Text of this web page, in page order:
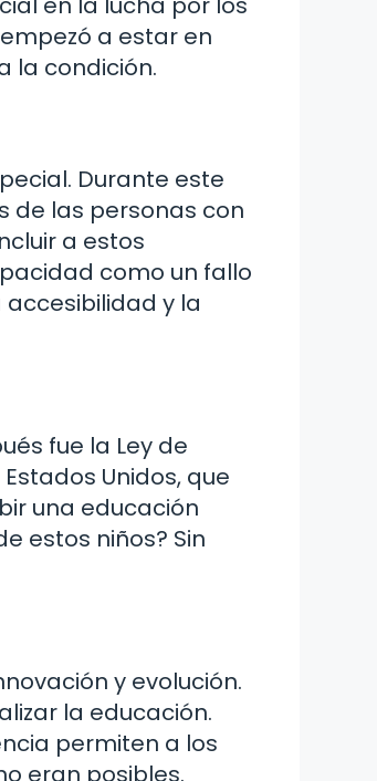
a estar en
la condición.
Durante este
de las personas con
a estos
como un fallo
y la
fue la Ley de
Unidos, que
una educación
estos niños? Sin
y evolución.
la educación.
permiten a los
eran posibles.